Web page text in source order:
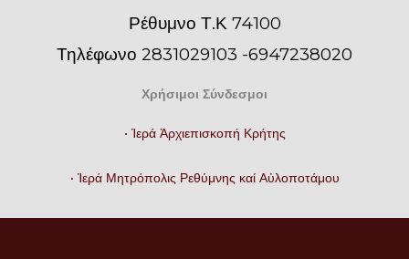
Ρέθυμνο Τ.Κ 74100
Τηλέφωνο 2831029103 -6947238020
Χρήσιμοι Σύνδεσμοι
• Ἱερά Ἀρχιεπισκοπή Κρήτης
• Ἱερά Μητρόπολις Ρεθύμνης καί Αὐλοποτάμου